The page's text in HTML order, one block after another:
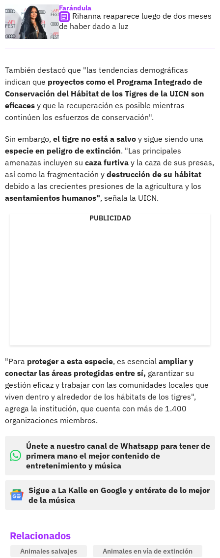
Farándula
Rihanna reaparece luego de dos meses
de haber dado a luz
También destacó que "las tendencias demográficas
indican que proyectos como el Programa Integrado de
Conservación del Hábitat de los Tigres de la UICN son
eficaces y que la recuperación es posible mientras
continúen los esfuerzos de conservación".
Sin embargo, el tigre no está a salvo y sigue siendo una
especie en peligro de extinción. "Las principales
amenazas incluyen su caza furtiva y la caza de sus presas,
así como la fragmentación y destrucción de su hábitat
debido a las crecientes presiones de la agricultura y los
asentamientos humanos", señala la UICN.
PUBLICIDAD
"Para proteger a esta especie, es esencial ampliar y
conectar las áreas protegidas entre sí, garantizar su
gestión eficaz y trabajar con las comunidades locales que
viven dentro y alrededor de los hábitats de los tigres",
agrega la institución, que cuenta con más de 1.400
organizaciones miembros.
Únete a nuestro canal de Whatsapp para tener de
primera mano el mejor contenido de
entretenimiento y música
Sigue a La Kalle en Google y entérate de lo mejor
de la música
Relacionados
Animales salvajes Animales en vía de extinción